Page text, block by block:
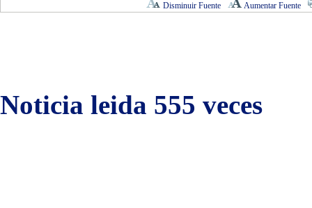
Disminuir Fuente Aumentar Fuente
Noticia leida 555 veces